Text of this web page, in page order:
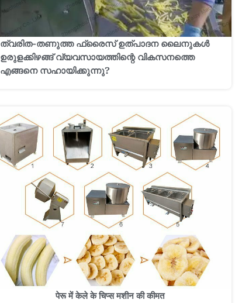
ത്വരിത-തണുത്ത ഫ്രൈസ് ഉത്പാദന ലൈനുകൾ
ഉരുളക്കിഴങ്ങ് വ്യവസായത്തിന്റെ വികസനത്തെ
എങ്ങനെ സഹായിക്കുന്നു?
पेरू में केले के चिप्स मशीन की कीमत